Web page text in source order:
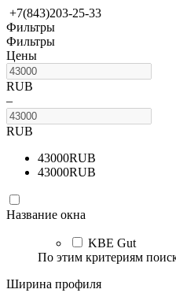
+7(843)203-25-33
Фильтры
Фильтры
Цены
RUB
–
RUB
43000RUB
43000RUB
Название окна
KBE Gut
По этим критериям
Ширина профиля